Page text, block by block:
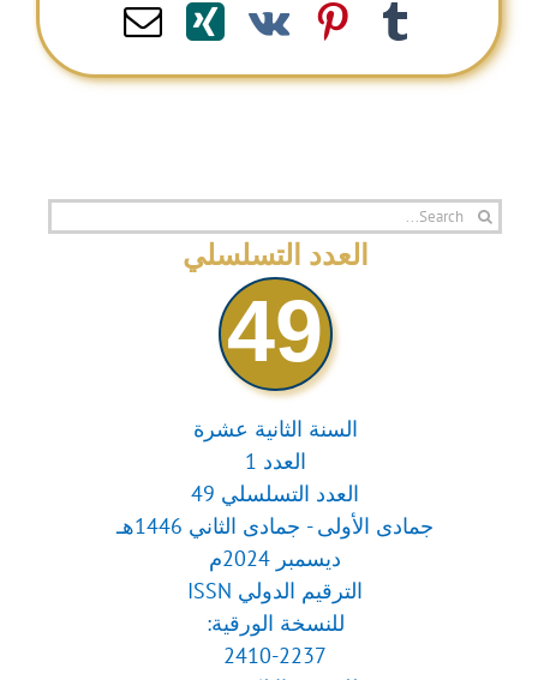
Tumblr
Pinterest
Vk
Xing
Email
Search
العدد التسلسلي
49
السنة الثانية عشرة
العدد 1
العدد التسلسلي 49
جمادى الأولى - جمادى الثاني 1446هـ
ديسمبر 2024م
الترقيم الدولي ISSN
للنسخة الورقية:
2410-2237